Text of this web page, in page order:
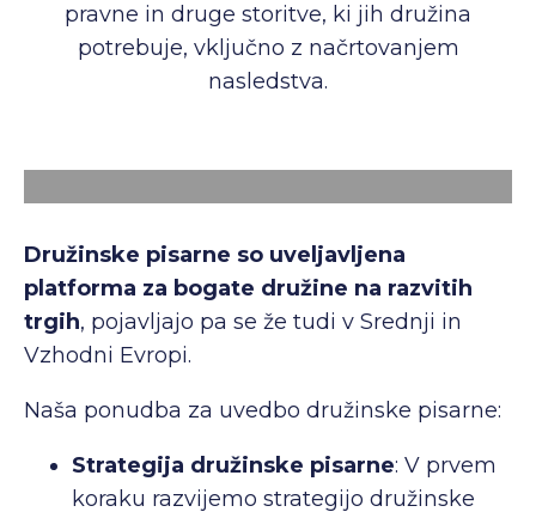
pravne in druge storitve, ki jih družina
potrebuje, vključno z načrtovanjem
nasledstva.
Družinske pisarne so uveljavljena
platforma za bogate družine na razvitih
trgih, pojavljajo pa se že tudi v Srednji in
Vzhodni Evropi.
Naša ponudba za uvedbo družinske pisarne:
Strategija družinske pisarne: V prvem
koraku razvijemo strategijo družinske